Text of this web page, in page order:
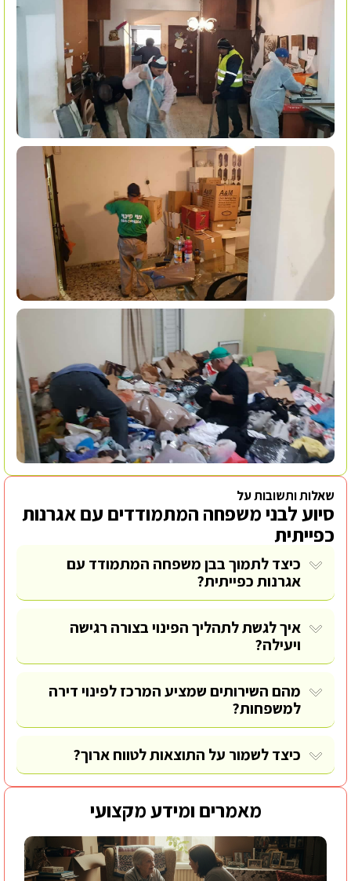
שאלות ותשובות על
סיוע לבני משפחה המתמודדים עם אגרנות
כפייתית
כיצד לתמוך בבן משפחה המתמודד עם
אגרנות כפייתית?
איך לגשת לתהליך הפינוי בצורה רגישה
ויעילה?
מהם השירותים שמציע המרכז לפינוי דירה
למשפחות?
כיצד לשמור על התוצאות לטווח ארוך?
מאמרים ומידע מקצועי